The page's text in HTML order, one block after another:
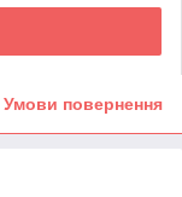
Умови повернення